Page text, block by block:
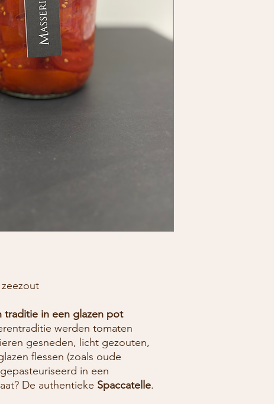
traditie in een glazen pot
werden tomaten
gesneden, licht gezouten,
flessen (zoals oude
in een
De authentieke Spaccatelle.